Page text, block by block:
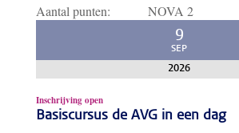
Aantal punten:
NOVA 2
9
SEP
2026
Inschrijving open
Basiscursus de AVG in een dag